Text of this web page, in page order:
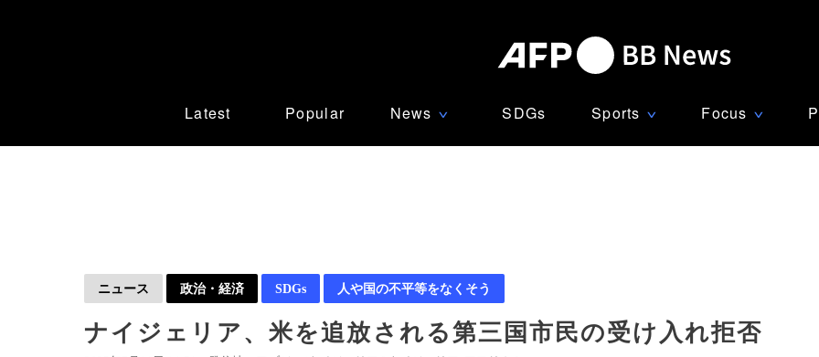
Latest Popular News ∨ SDGs Sports ∨ Focus ∨
ニュース 政治・経済 SDGs 人や国の不平等をなくそう
ナイジェリア、米を追放される第三国市民の受け入れ拒否